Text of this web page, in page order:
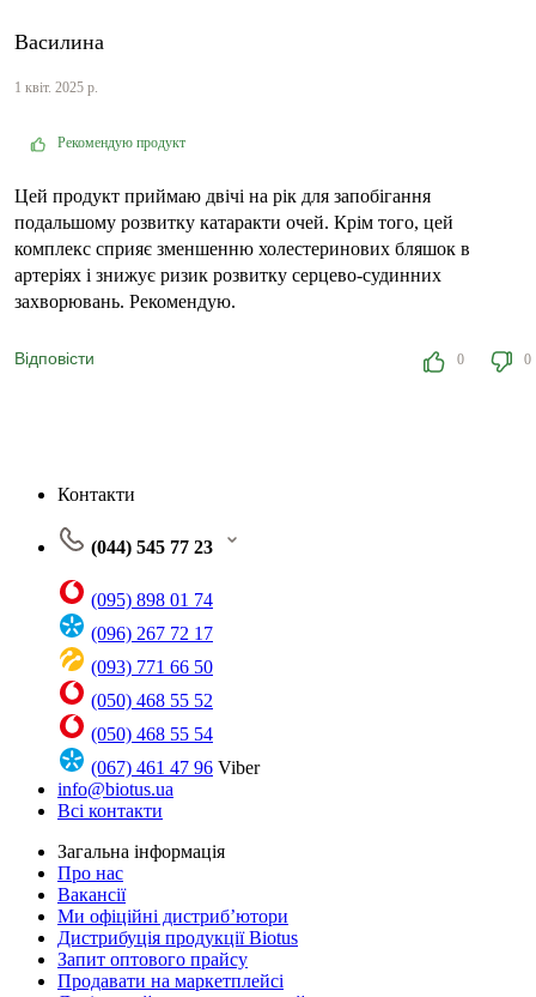
Василина
1 квіт. 2025 р.
Рекомендую продукт
Цей продукт приймаю двічі на рік для запобігання
подальшому розвитку катаракти очей. Крім того, цей
комплекс сприяє зменшенню холестеринових бляшок в
артеріях і знижує ризик розвитку серцево-судинних
захворювань. Рекомендую.
Відповісти 0 0
Контакти
(044) 545 77 23
(095) 898 01 74
(096) 267 72 17
(093) 771 66 50
(050) 468 55 52
(050) 468 55 54
(067) 461 47 96 Viber
info@biotus.ua
Всі контакти
Загальна інформація
Про нас
Вакансії
Ми офіційні дистриб’ютори
Дистрибуція продукції Biotus
Запит оптового прайсу
Продавати на маркетплейсі